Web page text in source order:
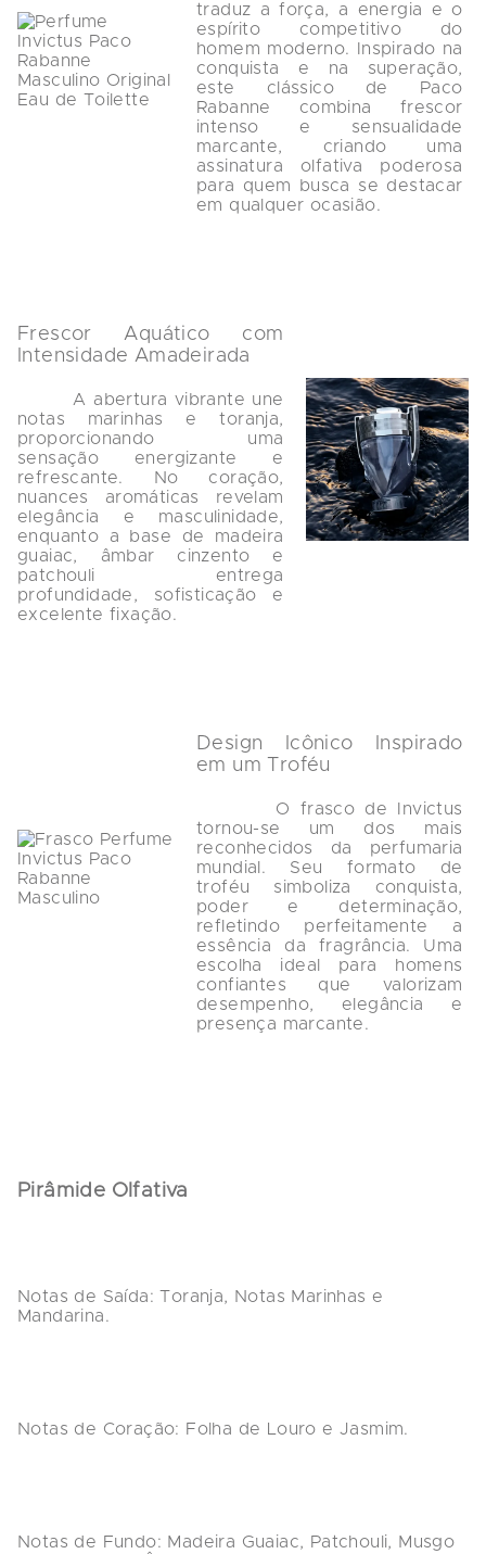
traduz a força, a energia e o
espírito competitivo do
homem moderno. Inspirado na
conquista e na superação,
este clássico de Paco
Rabanne combina frescor
intenso e sensualidade
marcante, criando uma
assinatura olfativa poderosa
para quem busca se destacar
em qualquer ocasião.
Frescor Aquático com
Intensidade Amadeirada
        A abertura vibrante une
notas marinhas e toranja,
proporcionando uma
sensação energizante e
refrescante. No coração,
nuances aromáticas revelam
elegância e masculinidade,
enquanto a base de madeira
guaiac, âmbar cinzento e
patchouli entrega
profundidade, sofisticação e
excelente fixação.
Design Icônico Inspirado
em um Troféu
tornou-se um dos mais
reconhecidos da perfumaria
mundial. Seu formato de
troféu simboliza conquista,
poder e determinação,
refletindo perfeitamente a
essência da fragrância. Uma
escolha ideal para homens
confiantes que valorizam
desempenho, elegância e
presença marcante.
Pirâmide Olfativa
Notas de Saída: Toranja, Notas Marinhas e
Mandarina.
Notas de Coração: Folha de Louro e Jasmim.
Notas de Fundo: Madeira Guaiac, Patchouli, Musgo